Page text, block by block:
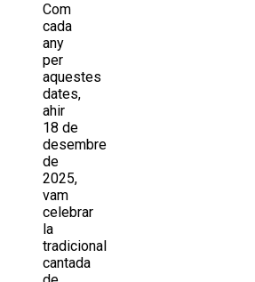
Com
cada
any
per
aquestes
dates,
ahir
18 de
desembre
de
2025,
vam
celebrar
la
tradicional
cantada